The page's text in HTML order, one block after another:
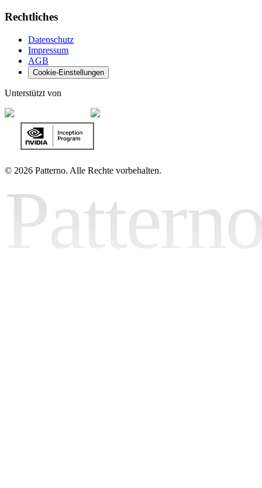
Rechtliches
Datenschutz
Impressum
AGB
Cookie-Einstellungen
Unterstützt von
© 2026 Patterno. Alle Rechte vorbehalten.